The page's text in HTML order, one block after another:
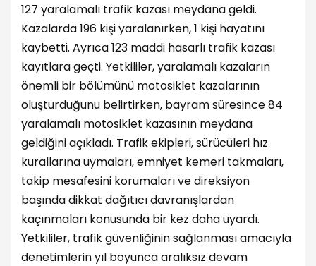
127 yaralamalı trafik kazası meydana geldi.
Kazalarda 196 kişi yaralanırken, 1 kişi hayatını
kaybetti. Ayrıca 123 maddi hasarlı trafik kazası
kayıtlara geçti. Yetkililer, yaralamalı kazaların
önemli bir bölümünü motosiklet kazalarının
oluşturduğunu belirtirken, bayram süresince 84
yaralamalı motosiklet kazasının meydana
geldiğini açıkladı. Trafik ekipleri, sürücüleri hız
kurallarına uymaları, emniyet kemeri takmaları,
takip mesafesini korumaları ve direksiyon
başında dikkat dağıtıcı davranışlardan
kaçınmaları konusunda bir kez daha uyardı.
Yetkililer, trafik güvenliğinin sağlanması amacıyla
denetimlerin yıl boyunca aralıksız devam